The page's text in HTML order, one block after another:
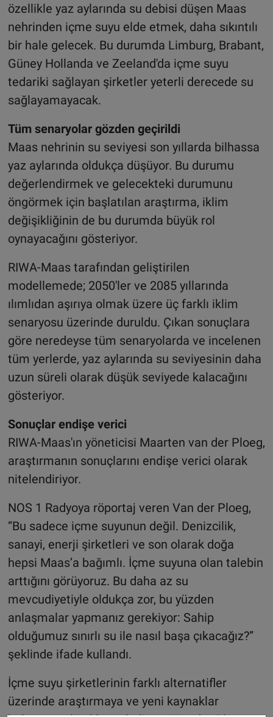
özellikle yaz aylarında su debisi düşen Maas
nehrinden içme suyu elde etmek, daha sıkıntılı
bir hale gelecek. Bu durumda Limburg, Brabant,
Güney Hollanda ve Zeeland'da içme suyu
tedariki sağlayan şirketler yeterli derecede su
sağlayamayacak.
Tüm senaryolar gözden geçirildi
Maas nehrinin su seviyesi son yıllarda bilhassa
yaz aylarında oldukça düşüyor. Bu durumu
değerlendirmek ve gelecekteki durumunu
öngörmek için başlatılan araştırma, iklim
değişikliğinin de bu durumda büyük rol
oynayacağını gösteriyor.
RIWA-Maas tarafından geliştirilen
modellemede; 2050'ler ve 2085 yıllarında
ılımlıdan aşırıya olmak üzere üç farklı iklim
senaryosu üzerinde duruldu. Çıkan sonuçlara
göre neredeyse tüm senaryolarda ve incelenen
tüm yerlerde, yaz aylarında su seviyesinin daha
uzun süreli olarak düşük seviyede kalacağını
gösteriyor.
Sonuçlar endişe verici
RIWA-Maas'ın yöneticisi Maarten van der Ploeg,
araştırmanın sonuçlarını endişe verici olarak
nitelendiriyor.
NOS 1 Radyoya röportaj veren Van der Ploeg,
“Bu sadece içme suyunun değil. Denizcilik,
sanayi, enerji şirketleri ve son olarak doğa
hepsi Maas’a bağımlı. İçme suyuna olan talebin
arttığını görüyoruz. Bu daha az su
mevcudiyetiyle oldukça zor, bu yüzden
anlaşmalar yapmanız gerekiyor: Sahip
olduğumuz sınırlı su ile nasıl başa çıkacağız?”
şeklinde ifade kullandı.
İçme suyu şirketlerinin farklı alternatifler
üzerinde araştırmaya ve yeni kaynaklar